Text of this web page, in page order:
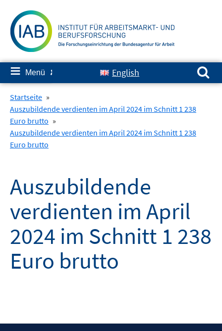
zum
Inhalt
≡ Menü ✘ English
Suchen nach:
Startseite »
Auszubildende verdienten im April 2024 im Schnitt 1 238
Euro brutto »
Auszubildende verdienten im April 2024 im Schnitt 1 238
Euro brutto
Auszubildende
verdienten im April
2024 im Schnitt 1 238
Euro brutto